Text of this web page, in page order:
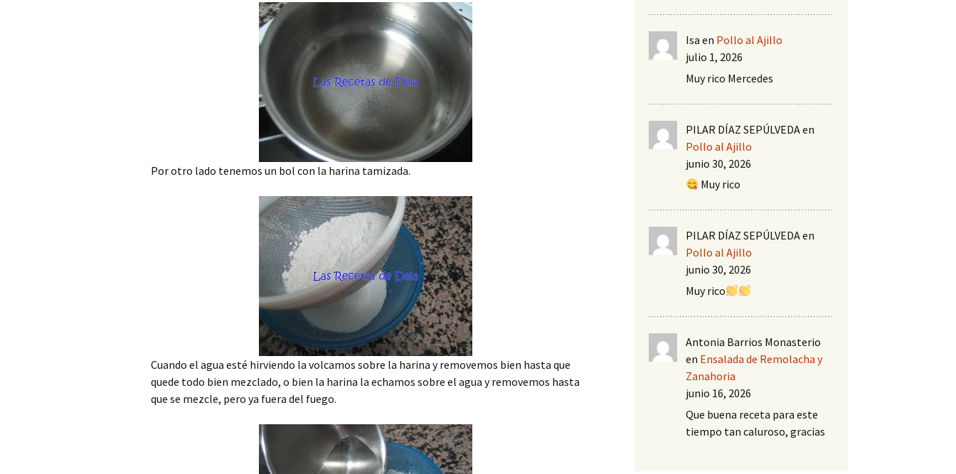
Por otro lado tenemos un bol con la harina tamizada.
Cuando el agua esté hirviendo la volcamos sobre la harina y removemos bien hasta que
quede todo bien mezclado, o bien la harina la echamos sobre el agua y removemos hasta
que se mezcle, pero ya fuera del fuego.
Isa en Pollo al Ajillo
julio 1, 2026
Muy rico Mercedes
PILAR DÍAZ SEPÚLVEDAen
Pollo al Ajillo
junio 30, 2026
Muy rico
PILAR DÍAZ SEPÚLVEDAen
Pollo al Ajillo
junio 30, 2026
Muy rico
Antonia Barrios Monasterio
en Ensalada de Remolacha y
Zanahoria
junio 16, 2026
Que buena receta para este
tiempo tan caluroso, gracias